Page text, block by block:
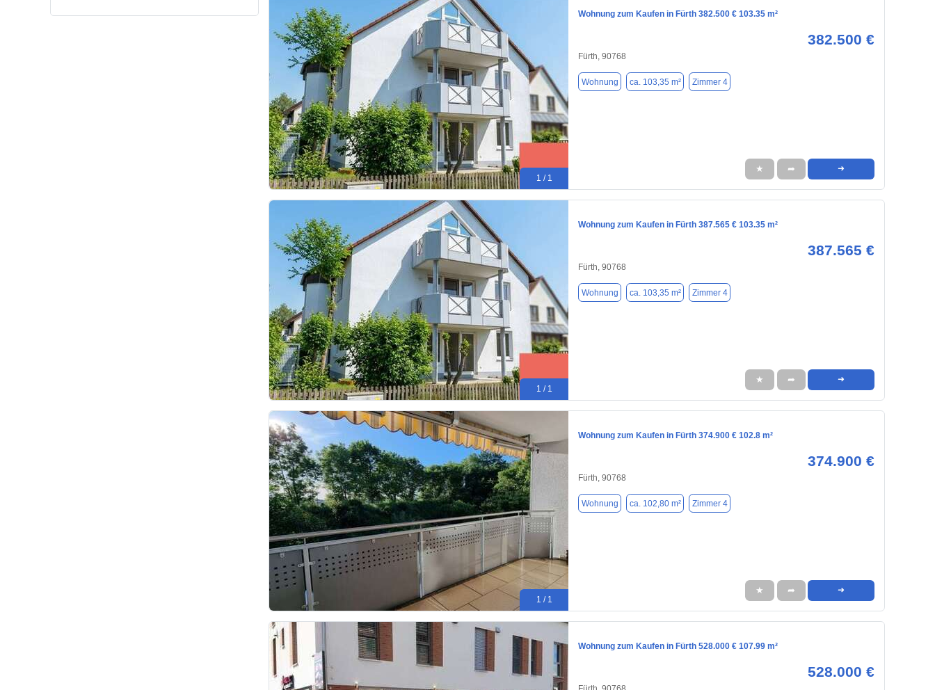
1 / 1
Wohnung zum Kaufen in Fürth 382.500 € 103.35 m²
382.500 €
Fürth, 90768
Wohnung ca. 103,35 m² Zimmer 4
★ ➦ ➜
1 / 1
Wohnung zum Kaufen in Fürth 387.565 € 103.35 m²
387.565 €
Fürth, 90768
Wohnung ca. 103,35 m² Zimmer 4
★ ➦ ➜
1 / 1
Wohnung zum Kaufen in Fürth 374.900 € 102.8 m²
374.900 €
Fürth, 90768
Wohnung ca. 102,80 m² Zimmer 4
★ ➦ ➜
Wohnung zum Kaufen in Fürth 528.000 € 107.99 m²
528.000 €